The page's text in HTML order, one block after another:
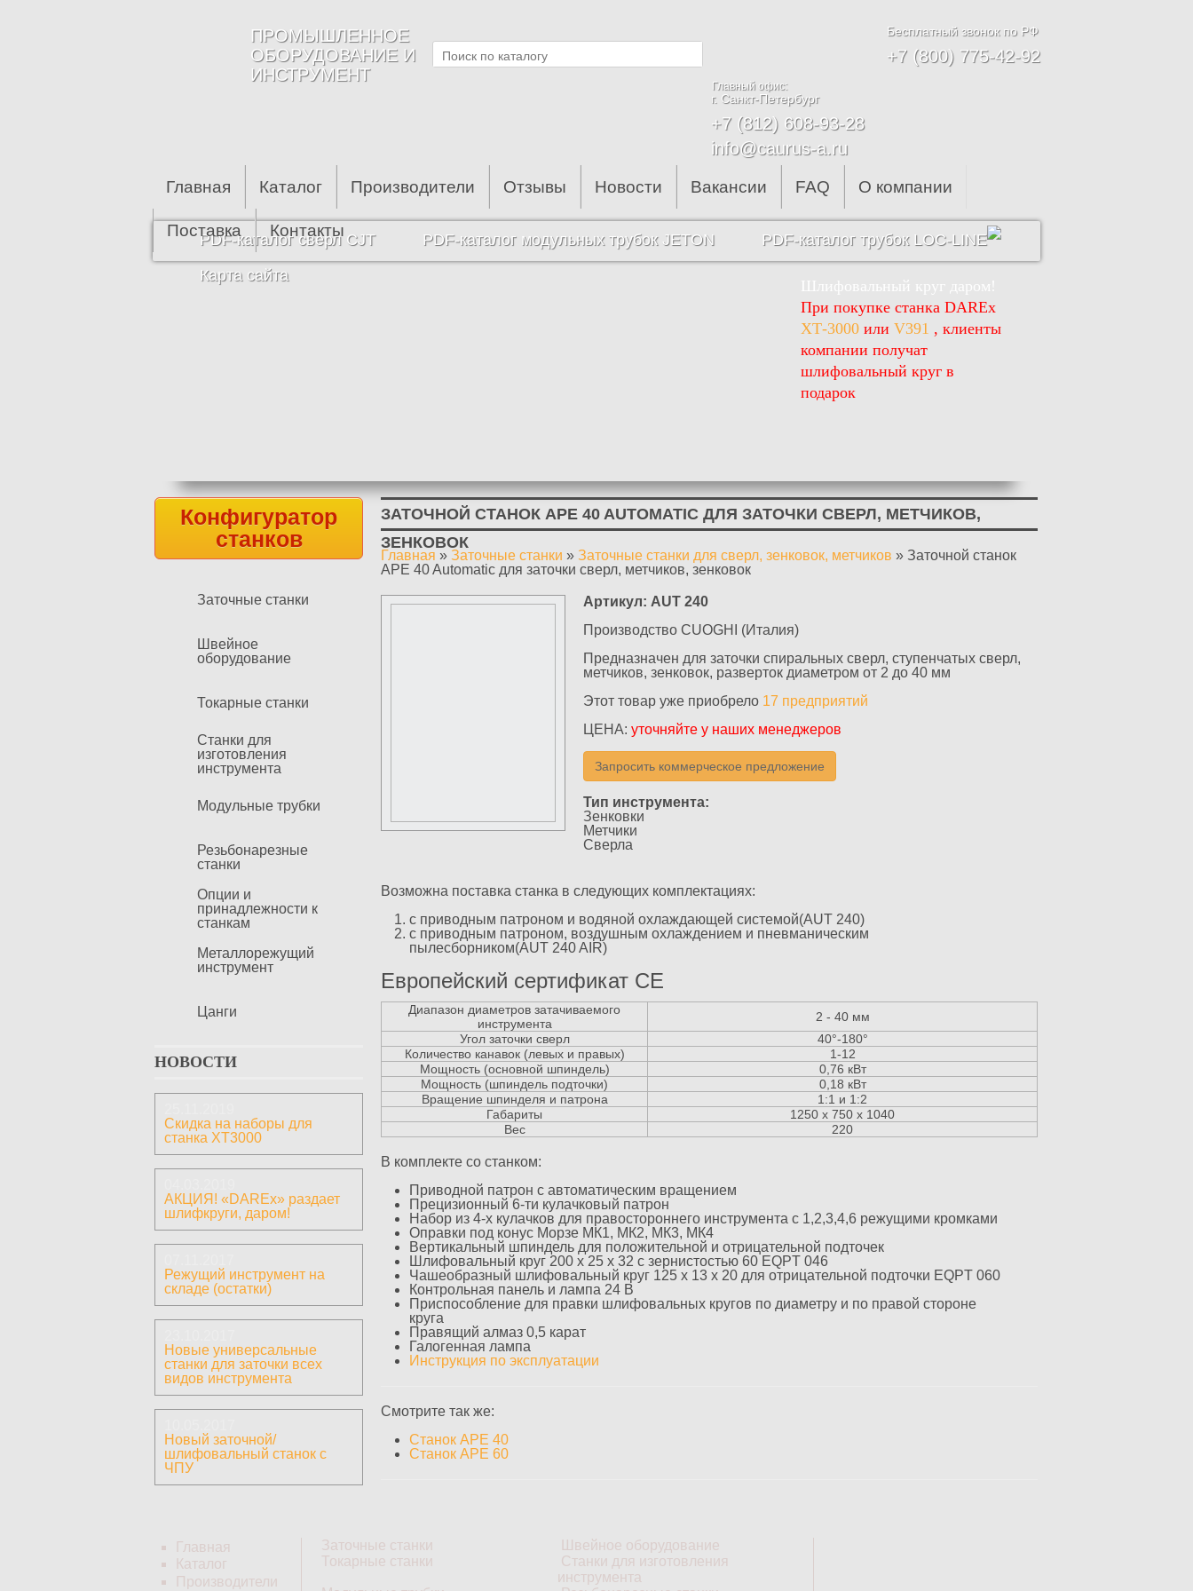
ПРОМЫШЛЕННОЕ
ОБОРУДОВАНИЕ И
ИНСТРУМЕНТ
Бесплатный звонок по РФ
+7 (800) 775-42-92
Главный офис:
г. Санкт-Петербург
+7 (812) 608-93-28
info@caurus-a.ru
Главная Каталог Производители Отзывы Новости Вакансии FAQ О компании
Поставка Контакты
PDF-каталог сверл CJT PDF-каталог модульных трубок JETON
PDF-каталог трубок LOC-LINE
Карта сайта
Шлифовальный круг даром!
При покупке станка DAREx
ХТ-3000 или V391 , клиенты
компании получат
шлифовальный круг в
подарок
Конфигуратор
станков
Заточные станки
Швейное
оборудование
Токарные станки
Станки для
изготовления
инструмента
Модульные трубки
Резьбонарезные
станки
Опции и
принадлежности к
станкам
Металлорежущий
инструмент
Цанги
НОВОСТИ
Скидка на наборы для
станка ХТ3000
АКЦИЯ! «DAREx» раздает
шлифкруги, даром!
Режущий инструмент на
складе (остатки)
Новые универсальные
станки для заточки всех
видов инструмента
Новый заточной/
шлифовальный станок с
ЧПУ
ЗАТОЧНОЙ СТАНОК APE 40 AUTOMATIC ДЛЯ ЗАТОЧКИ СВЕРЛ, МЕТЧИКОВ,
ЗЕНКОВОК
Вы здесь
Главная » Заточные станки » Заточные станки для сверл, зенковок, метчиков » Заточной станок
APE 40 Automatic для заточки сверл, метчиков, зенковок
Артикул: AUT 240
Производство CUOGHI (Италия)
Предназначен для заточки спиральных сверл, ступенчатых сверл,
метчиков, зенковок, разверток диаметром от 2 до 40 мм
Этот товар уже приобрело 17 предприятий
ЦЕНА: уточняйте у наших менеджеров
Возможна поставка станка в следующих комплектациях:
с приводным патроном и водяной охлаждающей системой(AUT 240)
с приводным патроном, воздушным охлаждением и пневманическим
пылесборником(AUT 240 AIR)
Европейский сертификат СЕ
Диапазон диаметров затачиваемого
инструмента
2 - 40 мм
Угол заточки сверл
40°-180°
Количество канавок (левых и правых)
1-12
Мощность (основной шпиндель)
0,76 кВт
Мощность (шпиндель подточки)
0,18 кВт
Вращение шпинделя и патрона
1:1 и 1:2
Габариты
1250 х 750 х 1040
Вес
220
В комплекте со станком:
Приводной патрон с автоматическим вращением
Прецизионный 6-ти кулачковый патрон
Набор из 4-х кулачков для правостороннего инструмента с 1,2,3,4,6 режущими кромками
Оправки под конус Морзе МК1, МК2, МК3, МК4
Вертикальный шпиндель для положительной и отрицательной подточек
Шлифовальный круг 200 х 25 х 32 с зернистостью 60 EQPT 046
Чашеобразный шлифовальный круг 125 х 13 х 20 для отрицательной подточки EQPT 060
Контрольная панель и лампа 24 В
Приспособление для правки шлифовальных кругов по диаметру и по правой стороне
круга
Правящий алмаз 0,5 карат
Галогенная лампа
Инструкция по эксплуатации
Смотрите так же:
Станок APE 40
Станок APE 60
Тип инструмента:
Зенковки
Метчики
Сверла
Главная
Каталог
Производители
Заточные станки
Швейное оборудование
Токарные станки
Станки для изготовления
инструмента